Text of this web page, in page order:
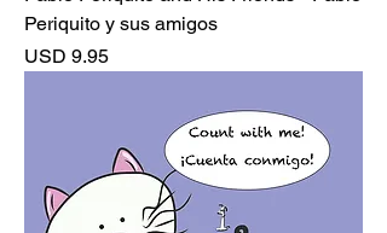
Periquito y sus amigos
Precio
USD 9.95